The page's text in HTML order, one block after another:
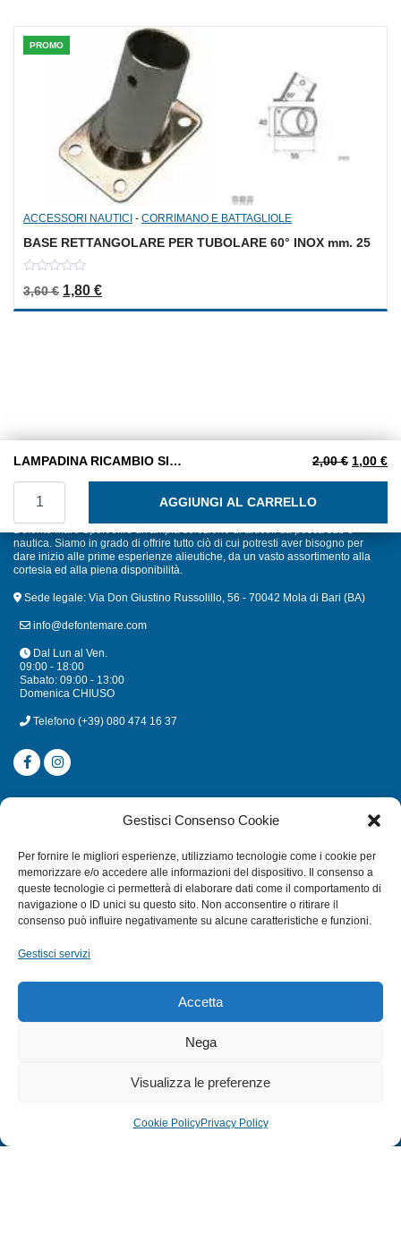
Gestisci Consenso Cookie
Per fornire le migliori esperienze, utilizziamo tecnologie come i cookie per
memorizzare e/o accedere alle informazioni del dispositivo. Il consenso a
queste tecnologie ci permetterà di elaborare dati come il comportamento di
navigazione o ID unici su questo sito. Non acconsentire o ritirare il
consenso può influire negativamente su alcune caratteristiche e funzioni.
Gestisci servizi
Accetta
Nega
Visualizza le preferenze
Cookie PolicyPrivacy Policy
PROMO
ACCESSORI NAUTICI - CORRIMANO E BATTAGLIOLE
BASE RETTANGOLARE PER TUBOLARE 60° INOX mm. 25
out
3,60€ Il prezzo originale era: 3,60 €.
1,80 €Il prezzo attuale è: 1,80 €.
LAMPADINA RICAMBIO SILURO 10W 2,00€ Il
1,00 €Il
AGGIUNGI AL CARRELLO
nautica. Siamo in grado di offrire tutto ciò di cui potresti aver bisogno per
dare inizio alle prime esperienze alieutiche, da un vasto assortimento alla
cortesia ed alla piena disponibilità.
Sede legale: Via Don Giustino Russolillo, 56 - 70042 Mola di Bari (BA)
info@defontemare.com
Dal Lun al Ven.
09:00 - 18:00
Sabato: 09:00 - 13:00
Domenica CHIUSO
Telefono (+39) 080 474 16 37
CATEGORIE
MULINELLI
CANNE
ACCESSORI NAUTICI
TERMINI E CONDIZIONI